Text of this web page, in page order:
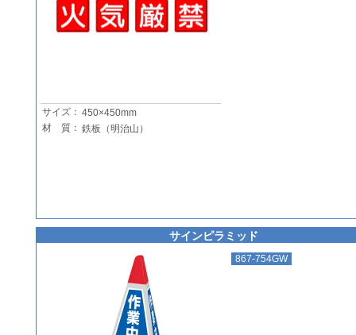
サイズ： 450×450mm
材 質： 鉄板（明治山）
サインピラミッド
867-754GW